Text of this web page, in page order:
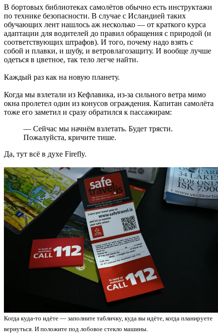
В бортовых библиотеках самолётов обычно есть инструктажи
по технике безопасности. В случае с Исландией таких
обучающих лент нашлось аж несколько — от краткого курса
адаптации для водителей до правил обращения с природой (и
соответствующих штрафов). И того, почему надо взять с
собой и плавки, и шубу, и ветровлагозащиту. И вообще лучше
одеться в цветное, так тело легче найти.
Каждый раз как на новую планету.
Когда мы взлетали из Кефлавика, из-за сильного ветра мимо
окна пролетел один из конусов ограждения. Капитан самолёта
тоже его заметил и сразу обратился к пассажирам:
— Сейчас мы начнём взлетать. Будет трясти.
Пожалуйста, кричите тише.
Да, тут всё в духе Firefly.
Когда куда-то идёте — заполните табличку, куда вы идёте, когда планируете
вернуться. И положите под лобовое стекло машины.